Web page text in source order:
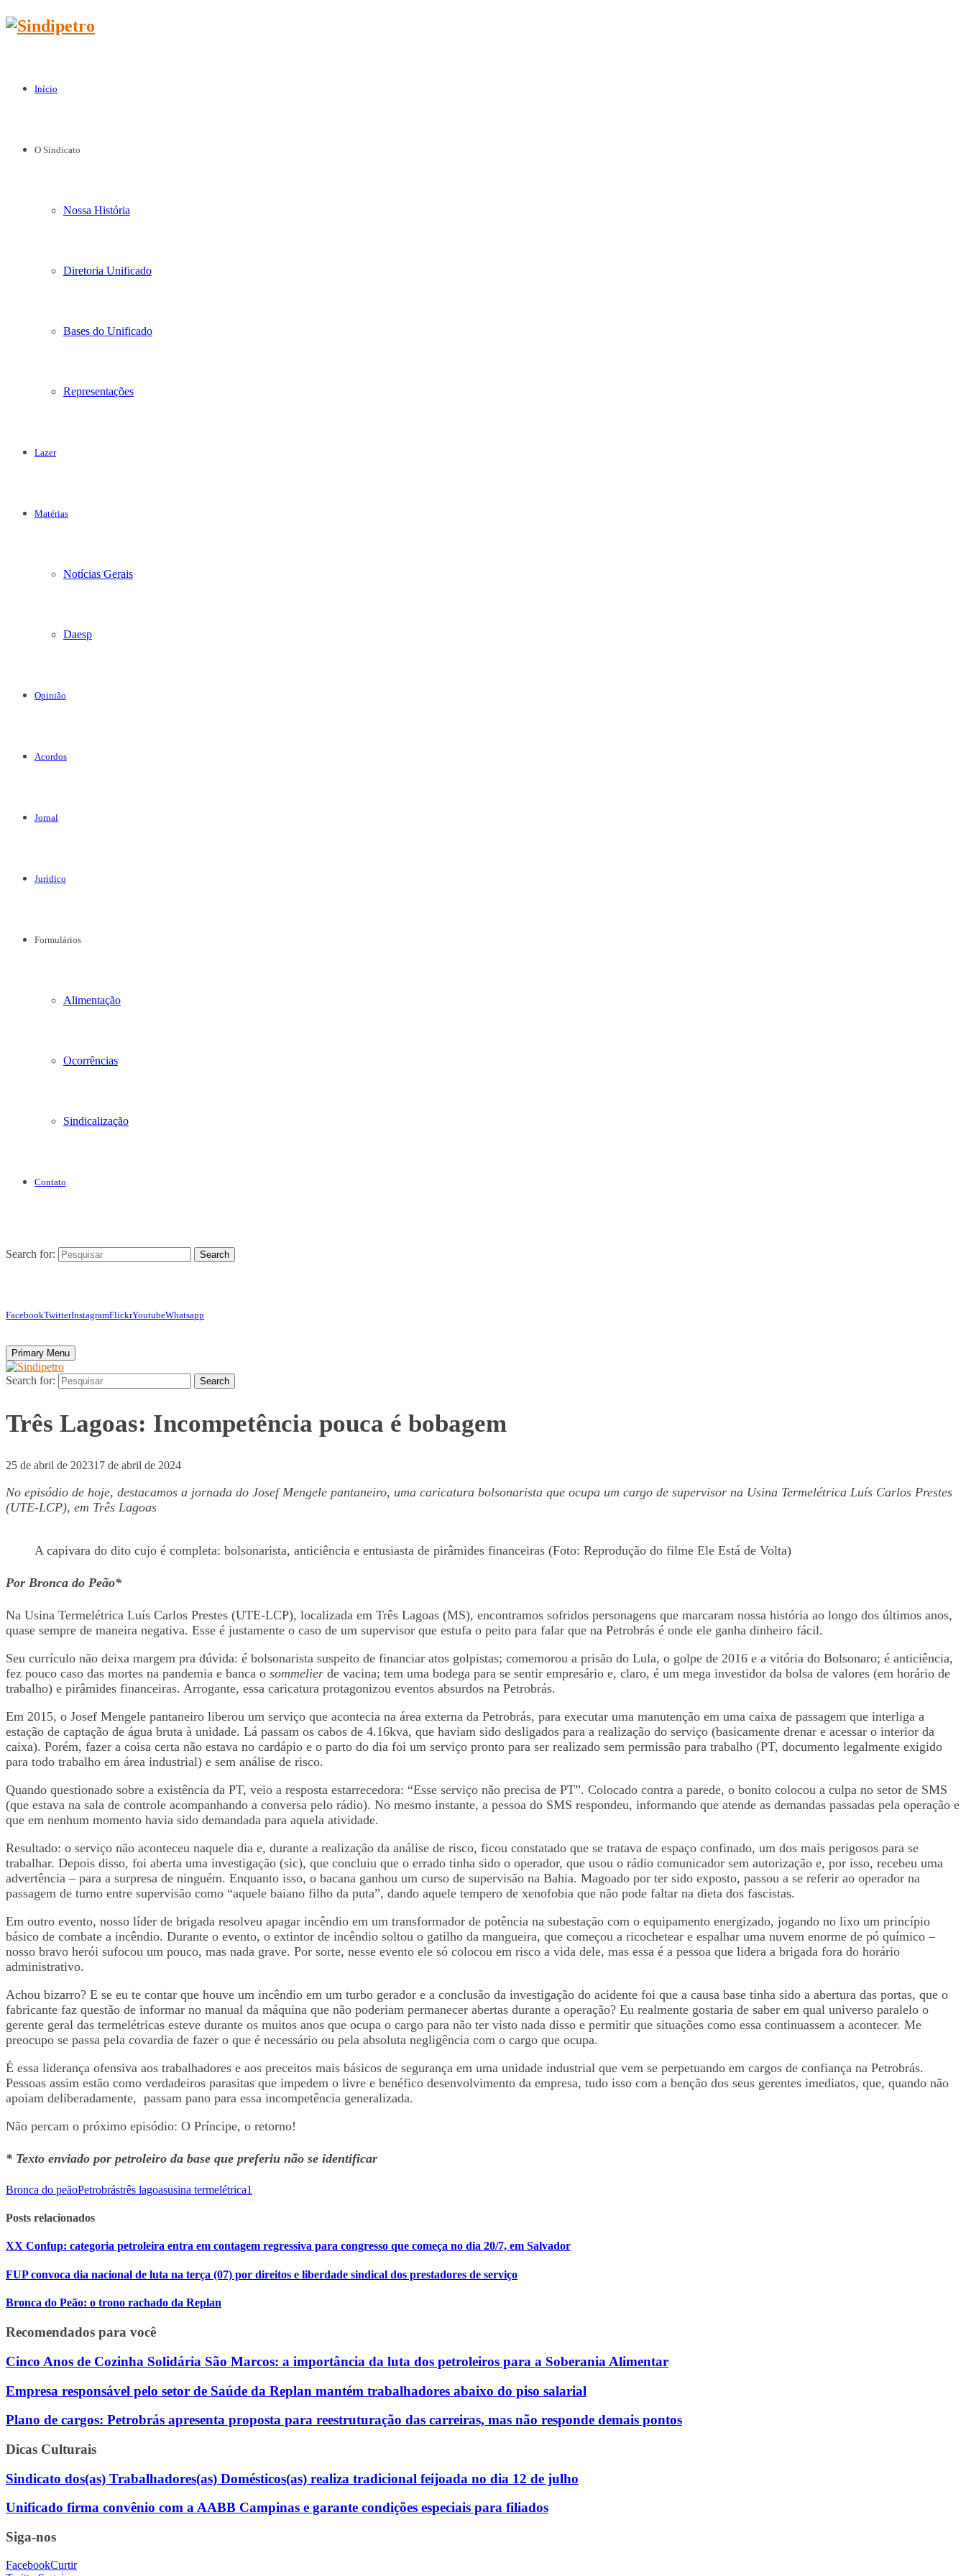
Início
O Sindicato
Nossa História
Diretoria Unificado
Bases do Unificado
Representações
Lazer
Matérias
Notícias Gerais
Daesp
Opinião
Acordos
Jornal
Jurídico
Formulários
Alimentação
Ocorrências
Sindicalização
Contato
Search for: Search
FacebookTwitterInstagramFlickrYoutubeWhatsapp
Primary Menu
Search for: Search
Três Lagoas: Incompetência pouca é bobagem
25 de abril de 202317 de abril de 2024
No episódio de hoje, destacamos a jornada do Josef Mengele pantaneiro, uma caricatura bolsonarista que ocupa um cargo de supervisor na Usina Termelétrica Luís Carlos Prestes
(UTE-LCP), em Três Lagoas
A capivara do dito cujo é completa: bolsonarista, anticiência e entusiasta de pirâmides financeiras (Foto: Reprodução do filme Ele Está de Volta)
Por Bronca do Peão*
Na Usina Termelétrica Luís Carlos Prestes (UTE-LCP), localizada em Três Lagoas (MS), encontramos sofridos personagens que marcaram nossa história ao longo dos últimos anos,
quase sempre de maneira negativa. Esse é justamente o caso de um supervisor que estufa o peito para falar que na Petrobrás é onde ele ganha dinheiro fácil.
Seu currículo não deixa margem pra dúvida: é bolsonarista suspeito de financiar atos golpistas; comemorou a prisão do Lula, o golpe de 2016 e a vitória do Bolsonaro; é anticiência,
fez pouco caso das mortes na pandemia e banca o sommelier de vacina; tem uma bodega para se sentir empresário e, claro, é um mega investidor da bolsa de valores (em horário de
trabalho) e pirâmides financeiras. Arrogante, essa caricatura protagonizou eventos absurdos na Petrobrás.
Em 2015, o Josef Mengele pantaneiro liberou um serviço que acontecia na área externa da Petrobrás, para executar uma manutenção em uma caixa de passagem que interliga a
estação de captação de água bruta à unidade. Lá passam os cabos de 4.16kva, que haviam sido desligados para a realização do serviço (basicamente drenar e acessar o interior da
caixa). Porém, fazer a coisa certa não estava no cardápio e o parto do dia foi um serviço pronto para ser realizado sem permissão para trabalho (PT, documento legalmente exigido
para todo trabalho em área industrial) e sem análise de risco.
Quando questionado sobre a existência da PT, veio a resposta estarrecedora: “Esse serviço não precisa de PT”. Colocado contra a parede, o bonito colocou a culpa no setor de SMS
(que estava na sala de controle acompanhando a conversa pelo rádio). No mesmo instante, a pessoa do SMS respondeu, informando que atende as demandas passadas pela operação e
que em nenhum momento havia sido demandada para aquela atividade.
Resultado: o serviço não aconteceu naquele dia e, durante a realização da análise de risco, ficou constatado que se tratava de espaço confinado, um dos mais perigosos para se
trabalhar. Depois disso, foi aberta uma investigação (sic), que concluiu que o errado tinha sido o operador, que usou o rádio comunicador sem autorização e, por isso, recebeu uma
advertência – para a surpresa de ninguém. Enquanto isso, o bacana ganhou um curso de supervisão na Bahia. Magoado por ter sido exposto, passou a se referir ao operador na
passagem de turno entre supervisão como “aquele baiano filho da puta”, dando aquele tempero de xenofobia que não pode faltar na dieta dos fascistas.
Em outro evento, nosso líder de brigada resolveu apagar incêndio em um transformador de potência na subestação com o equipamento energizado, jogando no lixo um princípio
básico de combate a incêndio. Durante o evento, o extintor de incêndio soltou o gatilho da mangueira, que começou a ricochetear e espalhar uma nuvem enorme de pó químico –
nosso bravo herói sufocou um pouco, mas nada grave. Por sorte, nesse evento ele só colocou em risco a vida dele, mas essa é a pessoa que lidera a brigada fora do horário
administrativo.
Achou bizarro? E se eu te contar que houve um incêndio em um turbo gerador e a conclusão da investigação do acidente foi que a causa base tinha sido a abertura das portas, que o
fabricante faz questão de informar no manual da máquina que não poderiam permanecer abertas durante a operação? Eu realmente gostaria de saber em qual universo paralelo o
gerente geral das termelétricas esteve durante os muitos anos que ocupa o cargo para não ter visto nada disso e permitir que situações como essa continuassem a acontecer. Me
preocupo se passa pela covardia de fazer o que é necessário ou pela absoluta negligência com o cargo que ocupa.
É essa liderança ofensiva aos trabalhadores e aos preceitos mais básicos de segurança em uma unidade industrial que vem se perpetuando em cargos de confiança na Petrobrás.
Pessoas assim estão como verdadeiros parasitas que impedem o livre e benéfico desenvolvimento da empresa, tudo isso com a benção dos seus gerentes imediatos, que, quando não
apoiam deliberadamente, passam pano para essa incompetência generalizada.
Não percam o próximo episódio: O Príncipe, o retorno!
* Texto enviado por petroleiro da base que preferiu não se identificar
Bronca do peãoPetrobrástrês lagoasusina termelétrica1
Posts relacionados
XX Confup: categoria petroleira entra em contagem regressiva para congresso que começa no dia 20/7, em Salvador
FUP convoca dia nacional de luta na terça (07) por direitos e liberdade sindical dos prestadores de serviço
Bronca do Peão: o trono rachado da Replan
Recomendados para você
Cinco Anos de Cozinha Solidária São Marcos: a importância da luta dos petroleiros para a Soberania Alimentar
Empresa responsável pelo setor de Saúde da Replan mantém trabalhadores abaixo do piso salarial
Plano de cargos: Petrobrás apresenta proposta para reestruturação das carreiras, mas não responde demais pontos
Dicas Culturais
Sindicato dos(as) Trabalhadores(as) Domésticos(as) realiza tradicional feijoada no dia 12 de julho
Unificado firma convênio com a AABB Campinas e garante condições especiais para filiados
Siga-nos
FacebookCurtir